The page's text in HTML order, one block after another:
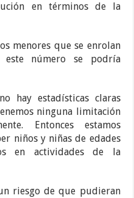
en términos de la
menores que se enrolan
este número se podría
hay estadísticas claras
ninguna limitación
Entonces estamos
niños y niñas de edades
en actividades de la
riesgo de que pudieran